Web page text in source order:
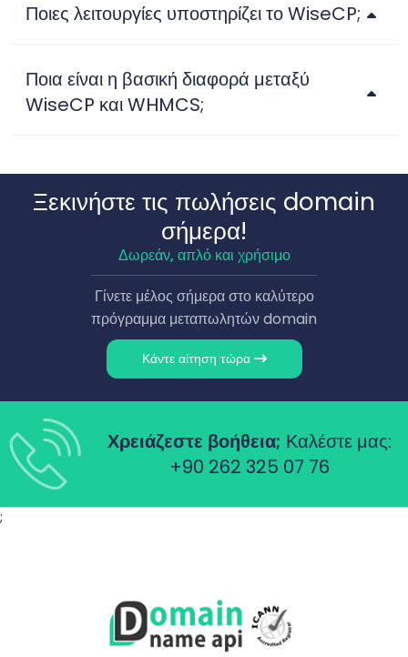
Ποιες λειτουργίες υποστηρίζει το WiseCP;
Ποια είναι η βασική διαφορά μεταξύ
WiseCP και WHMCS;
Ξεκινήστε τις πωλήσεις domain
σήμερα!
Δωρεάν, απλό και χρήσιμο
Γίνετε μέλος σήμερα στο καλύτερο
πρόγραμμα μεταπωλητών domain
Κάντε αίτηση τώρα
Χρειάζεστε βοήθεια; Καλέστε μας:
+90 262 325 07 76
;